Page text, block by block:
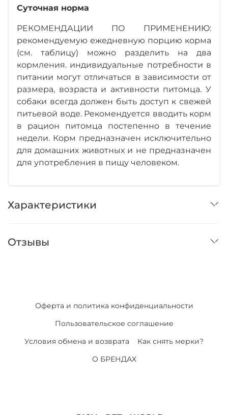
Суточная норма
РЕКОМЕНДАЦИИ ПО ПРИМЕНЕНИЮ:
рекомендуемую ежедневную порцию корма
(см. таблицу) можно разделить на два
кормления. индивидуальные потребности в
питании могут отличаться в зависимости от
размера, возраста и активности питомца. У
собаки всегда должен быть доступ к свежей
питьевой воде. Рекомендуется вводить корм
в рацион питомца постепенно в течение
недели. Корм предназначен исключительно
для домашних животных и не предназначен
для употребления в пищу человеком.
Характеристики
Отзывы
Оферта и политика конфиденциальности
Пользовательское соглашение
Условия обмена и возврата
Как снять мерки?
О БРЕНДАХ